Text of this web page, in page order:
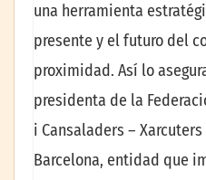
una herramienta
presente y el futuro del
proximidad. Así lo
presidenta de la
i Cansaladers –
Barcelona, entidad que